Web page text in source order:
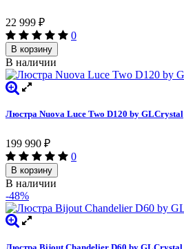
22 999 ₽
0
В корзину
В наличии
Люстра Nuova Luce Two D120 by GLCrystal
199 990 ₽
0
В корзину
В наличии
-48%